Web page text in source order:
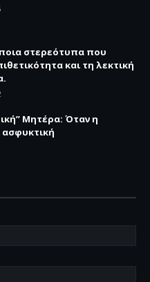
στερεότυπα που
και τη λεκτική
Mητέρα: Όταν η
ασφυκτική